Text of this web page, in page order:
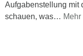
Aufgabenstellung mit
schauen, was… Mehr